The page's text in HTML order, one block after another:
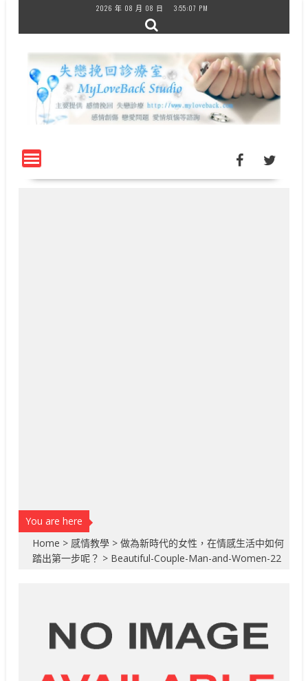
content
2026 年 08 月 08 日 3:55:08 PM
You are here
Home > 感情教學 >做為新時代的女性，在情感生活中如何
踏出第一步呢？ > Beautiful-Couple-Man-and-Women-22